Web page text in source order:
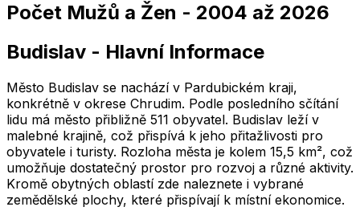
2,005 2,010 2,015 2,020 2,025
2,005 2,010 2,015 2,020 2,025
Počet Mužů a Žen - 2004 až 2026
Budislav - Hlavní Informace
Město Budislav se nachází v Pardubickém kraji,
konkrétně v okrese Chrudim. Podle posledního sčítání
lidu má město přibližně 511 obyvatel. Budislav leží v
malebné krajině, což přispívá k jeho přitažlivosti pro
obyvatele i turisty. Rozloha města je kolem 15,5 km², což
umožňuje dostatečný prostor pro rozvoj a různé aktivity.
Kromě obytných oblastí zde naleznete i vybrané
zemědělské plochy, které přispívají k místní ekonomice.